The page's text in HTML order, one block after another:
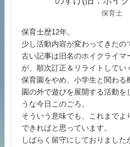
保育士
保育士歴12年。
少し活動内容が変わってきたの
古い記事は旧名のホイクライマ
が、順次訂正＆リライトしてい
保育園をやめ、小学生と関わる
園の外で遊びを展開する活動を
うな今日このごろ。
そういう意味でも、これまでよ
できればと思っています。
しばらく留守にしておりました